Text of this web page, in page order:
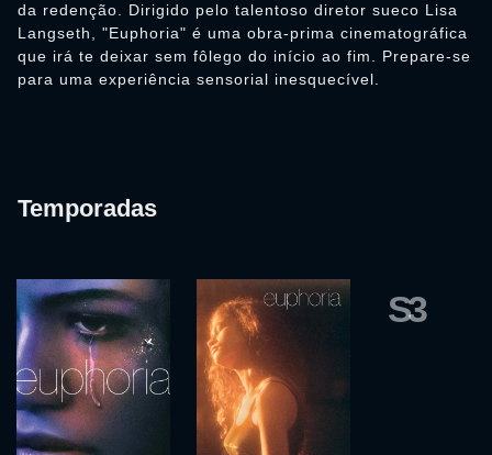
da redenção. Dirigido pelo talentoso diretor sueco Lisa
Langseth, "Euphoria" é uma obra-prima cinematográfica
que irá te deixar sem fôlego do início ao fim. Prepare-se
para uma experiência sensorial inesquecível.
Temporadas
S3